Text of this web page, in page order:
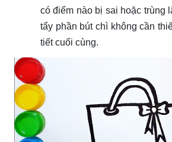
có điểm nào bị sai hoặc trùng
tẩy phần bút chì không cần
tiết cuối cùng.